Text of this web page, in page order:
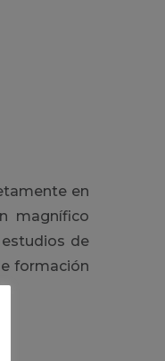
en
magnífico
de
formación